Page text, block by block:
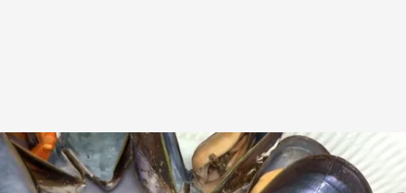
Mejillones.Imagen: Roberto Castro / Carlos López